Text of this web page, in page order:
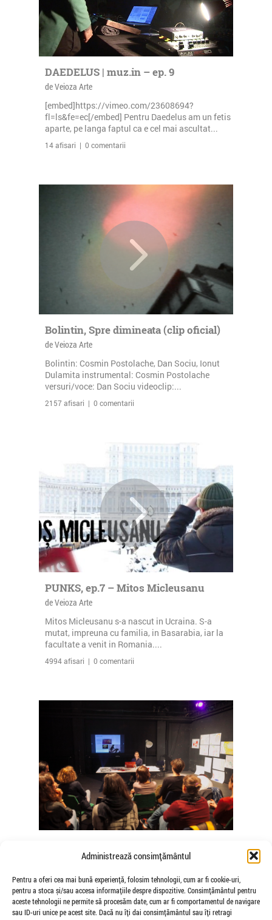
Administrează consimțământul
Pentru a oferi cea mai bună experiență, folosim tehnologii, cum ar fi cookie-uri,
pentru a stoca și/sau accesa informațiile despre dispozitive. Consimțământul pentru
aceste tehnologii ne permite să procesăm date, cum ar fi comportamentul de navigare
sau ID-uri unice pe acest site. Dacă nu îți dai consimțământul sau îți retragi
DAEDELUS | muz.in – ep. 9
de Veioza Arte
[embed]https://vimeo.com/23608694?
fl=ls&fe=ec[/embed] Pentru Daedelus am un fetis
aparte, pe langa faptul ca e cel mai ascultat...
14 afisari | 0 comentarii
Bolintin, Spre dimineata (clip oficial)
de Veioza Arte
Bolintin: Cosmin Postolache, Dan Sociu, Ionut
Dulamita instrumental: Cosmin Postolache
versuri/voce: Dan Sociu videoclip:...
2157 afisari | 0 comentarii
PUNKS, ep.7 – Mitos Micleusanu
de Veioza Arte
Mitos Micleusanu s-a nascut in Ucraina. S-a
mutat, impreuna cu familia, in Basarabia, iar la
facultate a venit in Romania....
4994 afisari | 0 comentarii
Somatice susținute de coregrafele
Mădălina Dan și Valentina De Piante
Niculae
de Veioza Arte